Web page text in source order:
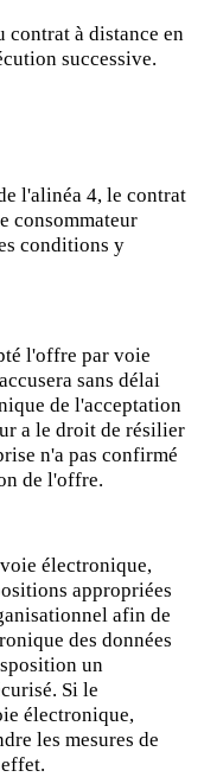
contrat à distance en
successive.
l'alinéa 4, le contrat
consommateur
conditions y
l'offre par voie
sans délai
de l'acceptation
a le droit de résilier
n'a pas confirmé
de l'offre.
électronique,
appropriées
afin de
des données
un
Si le
électronique,
les mesures de